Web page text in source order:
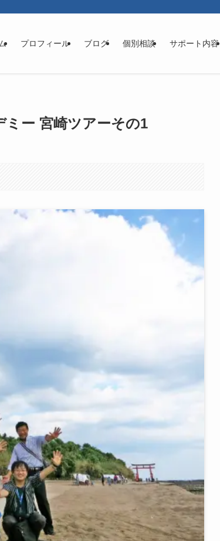
プロフィール ブログ 個別相談 サポート内容
ー 宮崎ツアーその1